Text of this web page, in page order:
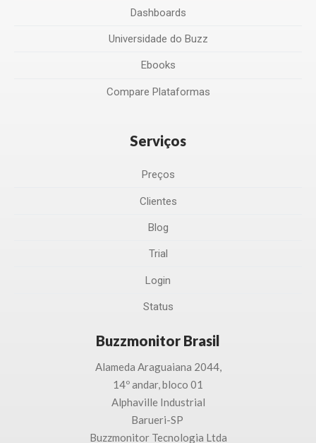
Dashboards
Universidade do Buzz
Ebooks
Compare Plataformas
Serviços
Preços
Clientes
Blog
Trial
Login
Status
Buzzmonitor Brasil
Alameda Araguaiana 2044,
14º andar, bloco 01
Alphaville Industrial
Barueri-SP
Buzzmonitor Tecnologia Ltda